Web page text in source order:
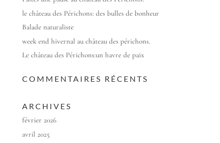
le château des Périchons: des bulles de bonheur
Balade naturaliste
week end hivernal au château des périchons.
Le château des Périchons:un havre de paix
COMMENTAIRES RÉCENTS
ARCHIVES
février 2026
avril 2025